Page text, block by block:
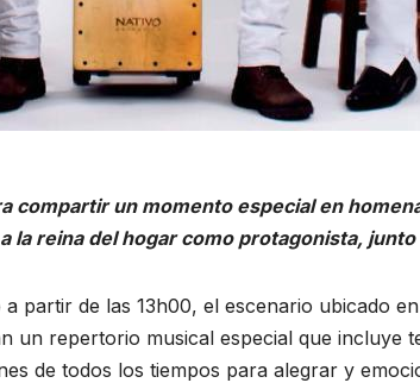
compartir un momento especial en
la reina del hogar como protagonista, junto
partir de las 13h00, el escenario ubicado
un repertorio musical especial que
de todos los tiempos para alegrar y